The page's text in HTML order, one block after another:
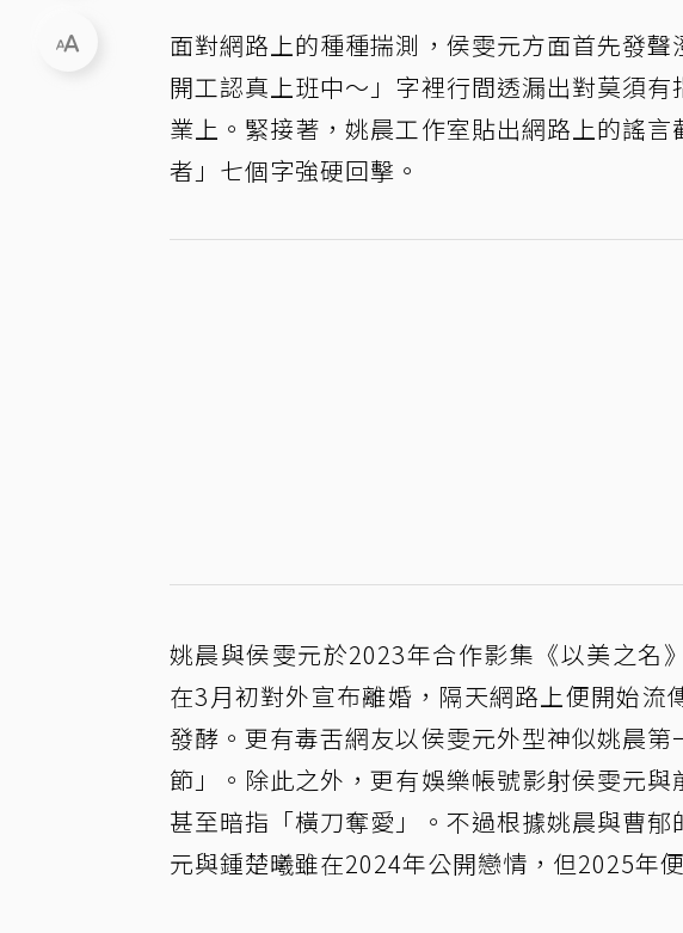
面對網路上的種種揣測，侯雯元方面首先發
開工認真上班中～」字裡行間透漏出對莫須
業上。緊接著，姚晨工作室貼出網路上的謠
者」七個字強硬回擊。
姚晨與侯雯元於2023年合作影集《以美之名
在3月初對外宣布離婚，隔天網路上便開始
發酵。更有毒舌網友以侯雯元外型神似姚晨
節」。除此之外，更有娛樂帳號影射侯雯元
甚至暗指「橫刀奪愛」。不過根據姚晨與曹
元與鍾楚曦雖在2024年公開戀情，但2025年